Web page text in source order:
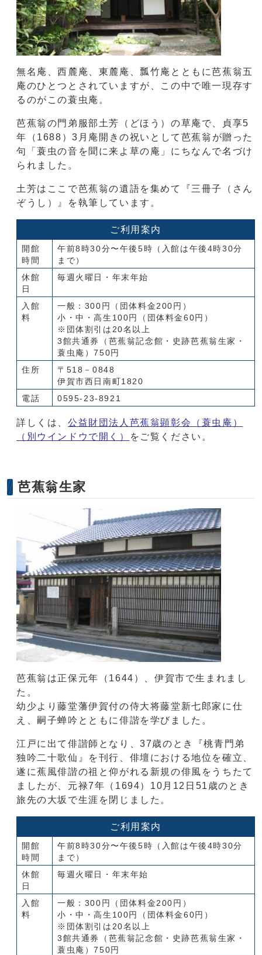
無名庵、西麓庵、東麓庵、瓢竹庵とともに芭蕉翁五
庵のひとつとされていますが、この中で唯一現存す
るのがこの蓑虫庵。
芭蕉翁の門弟服部土芳（どほう）の草庵で、貞享5
年（1688）3月庵開きの祝いとして芭蕉翁が贈った
句「蓑虫の音を聞に来よ草の庵」にちなんで名づけ
られました。
土芳はここで芭蕉翁の遺語を集めて『三冊子（さん
ぞうし）』を執筆しています。
ご利用案内
開館
時間
午前8時30分〜午後5時（入館は午後4時30分
まで）
休館
日
毎週火曜日・年末年始
入館
料
一般：300円（団体料金200円）
小・中・高生100円（団体料金60円）
※団体割引は20名以上
3館共通券（芭蕉翁記念館・史跡芭蕉翁生家・
蓑虫庵）750円
住所
〒518－0848
伊賀市西日南町1820
電話
0595-23-8921
詳しくは、 公益財団法人芭蕉翁顕彰会（蓑虫庵）
（別ウインドウで開く）
をご覧ください。
芭蕉翁生家
芭蕉翁は正保元年（1644）、伊賀市で生まれまし
幼少より藤堂藩伊賀付の侍大将藤堂新七郎家に仕
え、嗣子蝉吟とともに俳諧を学びました。
江戸に出て俳諧師となり、37歳のとき『桃青門弟
独吟二十歌仙』を刊行、俳壇における地位を確立、
遂に蕉風俳諧の祖と仰がれる新規の俳風をうちたて
ましたが、元禄7年（1694）10月12日51歳のとき
旅先の大坂で生涯を閉じました。
ご利用案内
開館
時間
午前8時30分〜午後5時（入館は午後4時30分
まで）
休館
日
毎週火曜日・年末年始
入館
料
一般：300円（団体料金200円）
小・中・高生100円（団体料金60円）
※団体割引は20名以上
3館共通券（芭蕉翁記念館・史跡芭蕉翁生家・
蓑虫庵）750円